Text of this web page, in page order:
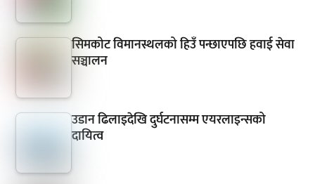
सिमकोट विमानस्थलको हिउँ पन्छाएपछि हवाई सेवा
सञ्चालन
उडान ढिलाइदेखि दुर्घटनासम्म एयरलाइन्सको
दायित्व